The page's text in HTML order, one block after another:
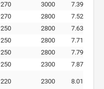
270 3000 7.39
270 2800 7.52
250 2800 7.63
250 2800 7.71
250 2800 7.79
250 2300 7.87
220 2300 8.01